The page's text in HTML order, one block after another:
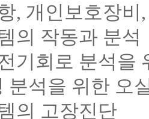
, 개인보호장비
의 작동과 분석
기회로 분석을
분석을 위한 오
의 고장진단